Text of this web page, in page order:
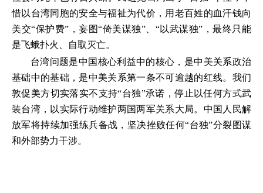
惜以台湾同胞的安全与福祉为代价，用老百姓的血汗钱向
美交“保护费”，妄图“倚美谋独”、“以武谋独”，最终只能
是飞蛾扑火、自取灭亡。
台湾问题是中国核心利益中的核心，是中美关系政治
基础中的基础，是中美关系第一条不可逾越的红线。我们
敦促美方切实落实不支持“台独”承诺，停止以任何方式武
装台湾，以实际行动维护两国两军关系大局。中国人民解
放军将持续加强练兵备战，坚决挫败任何“台独”分裂图谋
和外部势力干涉。